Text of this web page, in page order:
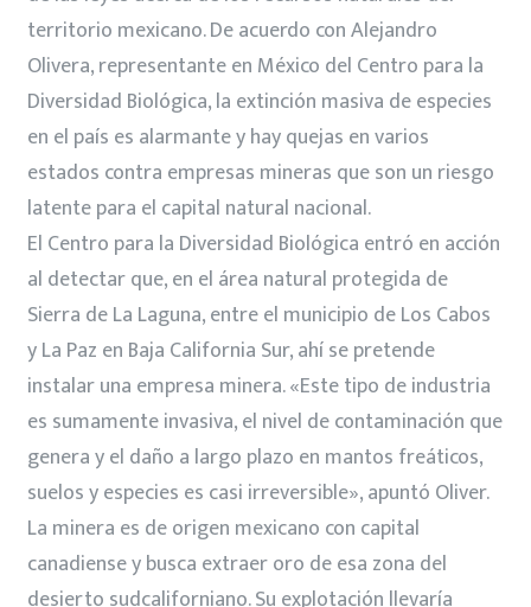
territorio mexicano. De acuerdo con Alejandro
Olivera, representante en México del Centro para la
Diversidad Biológica, la extinción masiva de especies
en el país es alarmante y hay quejas en varios
estados contra empresas mineras que son un riesgo
latente para el capital natural nacional.
El Centro para la Diversidad Biológica entró en acción
al detectar que, en el área natural protegida de
Sierra de La Laguna, entre el municipio de Los Cabos
y La Paz en Baja California Sur, ahí se pretende
instalar una empresa minera. «Este tipo de industria
es sumamente invasiva, el nivel de contaminación que
genera y el daño a largo plazo en mantos freáticos,
suelos y especies es casi irreversible», apuntó Oliver.
La minera es de origen mexicano con capital
canadiense y busca extraer oro de esa zona del
desierto sudcaliforniano. Su explotación llevaría